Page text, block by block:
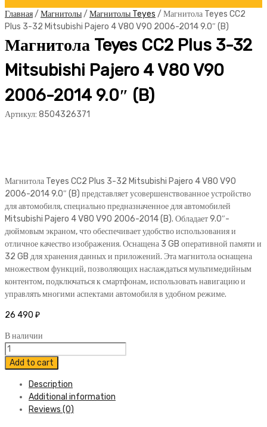
Главная/ Магнитолы/ Магнитолы Teyes / Магнитола Teyes CC2
Plus 3-32 Mitsubishi Pajero 4 V80 V90 2006-2014 9.0″ (B)
Магнитола Teyes CC2 Plus 3-32
Mitsubishi Pajero 4 V80 V90
2006-2014 9.0″ (B)
Артикул: 8504326371
Магнитола Teyes CC2 Plus 3-32 Mitsubishi Pajero 4 V80 V90
2006-2014 9.0″ (B) представляет усовершенствованное устройство
для автомобиля, специально предназначенное для автомобилей
Mitsubishi Pajero 4 V80 V90 2006-2014 (B). Обладает 9.0″-
дюймовым экраном, что обеспечивает удобство использования и
отличное качество изображения. Оснащена 3 GB оперативной памяти и
32 GB для хранения данных и приложений. Эта магнитола оснащена
множеством функций, позволяющих наслаждаться мультимедийным
контентом, подключаться к смартфонам, использовать навигацию и
управлять многими аспектами автомобиля в удобном режиме.
26 490 ₽
В наличии
Магнитола
Teyes
CC2
Plus
Add to cart
Description
Additional information
Reviews (0)